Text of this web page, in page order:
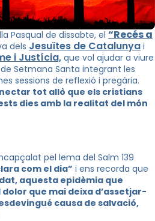
Pasqual de dissabte, el “Recés a
dels Jesuïtes de Catalunya i
i Justícia, que vol ajudar a viure
Setmana Santa integrant les
sessions de reflexió i pregària.
tot allò que els cristians
dies amb la realitat del món
pel lema del Salm 139
com el dia” i ens recorda que
aquesta epidèmia que
que mai deixa d’assetjar-
causa de salvació,